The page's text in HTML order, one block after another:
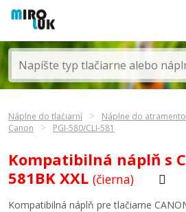
Náplne do tlačiarní Náplne do
Canon
PGI-580/CLI-581
Kompatibilná náplň s
581BK XXL (čierna)
Kompatibilná náplň pre tlačiarne